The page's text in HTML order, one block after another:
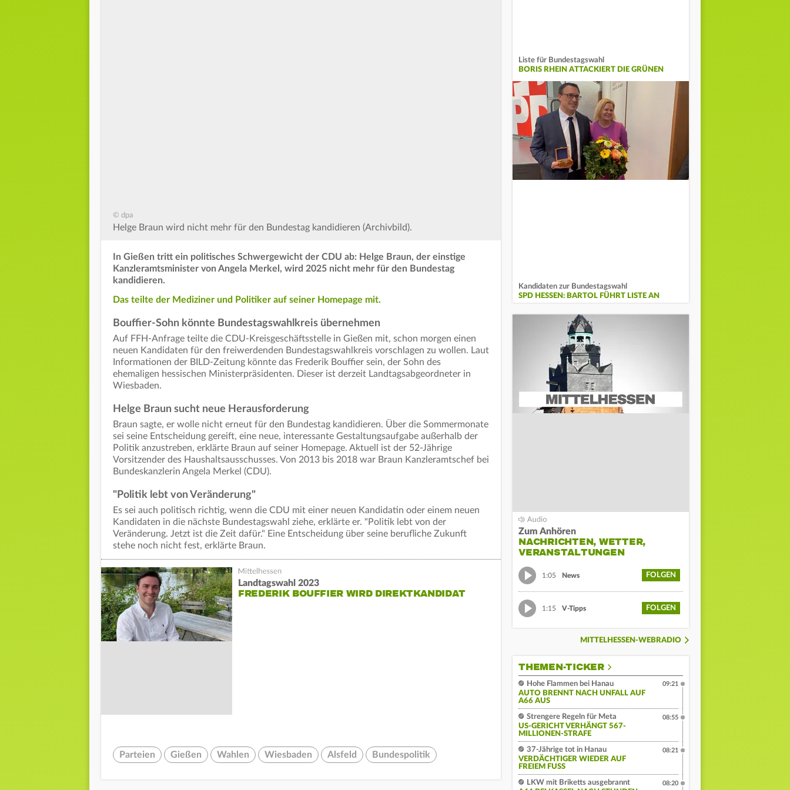
© dpa
Helge Braun wird nicht mehr für den Bundestag kandidieren (Archivbild).
In Gießen tritt ein politisches Schwergewicht der CDU ab: Helge Braun, der einstige
Kanzleramtsminister von Angela Merkel, wird 2025 nicht mehr für den Bundestag
kandidieren.
Das teilte der Mediziner und Politiker auf seiner Homepage mit.
Bouffier-Sohn könnte Bundestagswahlkreis übernehmen
Auf FFH-Anfrage teilte die CDU-Kreisgeschäftsstelle in Gießen mit, schon morgen einen
neuen Kandidaten für den freiwerdenden Bundestagswahlkreis vorschlagen zu wollen. Laut
Informationen der BILD-Zeitung könnte das Frederik Bouffier sein, der Sohn des
ehemaligen hessischen Ministerpräsidenten. Dieser ist derzeit Landtagsabgeordneter in
Wiesbaden.
Helge Braun sucht neue Herausforderung
Braun sagte, er wolle nicht erneut für den Bundestag kandidieren. Über die Sommermonate
sei seine Entscheidung gereift, eine neue, interessante Gestaltungsaufgabe außerhalb der
Politik anzustreben, erklärte Braun auf seiner Homepage. Aktuell ist der 52-Jährige
Vorsitzender des Haushaltsausschusses. Von 2013 bis 2018 war Braun Kanzleramtschef bei
Bundeskanzlerin Angela Merkel (CDU).
"Politik lebt von Veränderung"
Es sei auch politisch richtig, wenn die CDU mit einer neuen Kandidatin oder einem neuen
Kandidaten in die nächste Bundestagswahl ziehe, erklärte er. "Politik lebt von der
Veränderung. Jetzt ist die Zeit dafür." Eine Entscheidung über seine berufliche Zukunft
stehe noch nicht fest, erklärte Braun.
Landtagswahl 2023
FREDERIK BOUFFIER WIRD DIREKTKANDIDAT
Parteien Gießen Wahlen Wiesbaden Alsfeld Bundespolitik
Liste für Bundestagswahl
BORIS RHEIN ATTACKIERT DIE GRÜNEN
Kandidaten zur Bundestagswahl
SPD HESSEN: BARTOL FÜHRT LISTE AN
Zum Anhören
NACHRICHTEN, WETTER,
VERANSTALTUNGEN
1:05 News FOLGEN
1:15 V-Tipps FOLGEN
MITTELHESSEN-WEBRADIO
THEMEN-TICKER
Hohe Flammen bei Hanau
AUTO BRENNT NACH UNFALL AUF
A66 AUS
09:21
Strengere Regeln für Meta
US-GERICHT VERHÄNGT 567-
MILLIONEN-STRAFE
08:55
37-Jährige tot in Hanau
VERDÄCHTIGER WIEDER AUF
FREIEM FUSS
08:21
LKW mit Briketts ausgebrannt
08:20